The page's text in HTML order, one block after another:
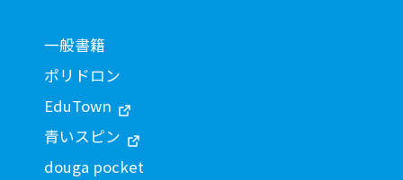
一般書籍
ポリドロン
EduTown
青いスピン
douga pocket